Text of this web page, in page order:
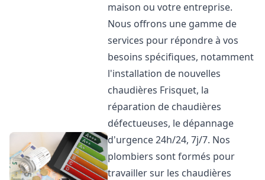
maison ou votre entreprise.
Nous offrons une gamme de
services pour répondre à vos
besoins spécifiques, notamment
l'installation de nouvelles
chaudières Frisquet, la
réparation de chaudières
défectueuses, le dépannage
d'urgence 24h/24, 7j/7. Nos
plombiers sont formés pour
travailler sur les chaudières